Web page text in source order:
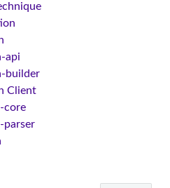
api
builder
Client
core
parser